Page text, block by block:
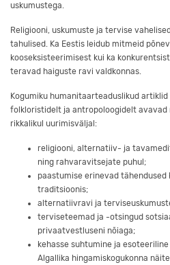
uskumustega.
Religiooni, uskumuste ja tervise
tahuli­sed. Ka Eestis leidub mitmeid
koos­eksisteeri­misest kui ka
teravad haiguste ravi vald­konnas.
Kogumiku humanitaarteaduslikud
folkloristidelt ja antropoloogidelt avavad
rikkalikul uurimisväljal:
religiooni, alternatiiv- ja
ning rahva­ravitsejate puhul;
paastumise erinevad tähendused
traditsioonis;
alternatiivravi ja
terviseteemad ja -otsingud
privaatvestluseni nõiaga;
kehasse suhtumine ja
Algallika hingamis­kogukonna